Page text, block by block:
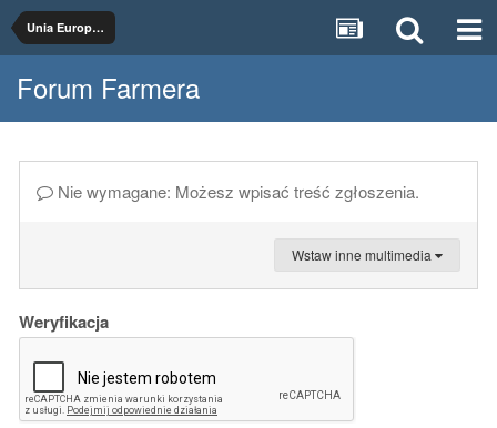
Unia Europejska
Forum Farmera
Nie wymagane: Możesz wpisać treść zgłoszenia.
Wstaw inne multimedia
Weryfikacja